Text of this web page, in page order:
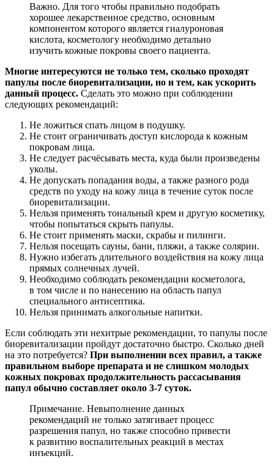
Важно. Для того чтобы правильно подобрать
хорошее лекарственное средство, основным
компонентом которого является гиалуроновая
кислота, косметологу необходимо детально
изучить кожные покровы своего пациента.
Многие интересуются не только тем, сколько проходят
папулы после биоревитализации, но и тем, как ускорить
данный процесс. Сделать это можно при соблюдении
следующих рекомендаций:
Не ложиться спать лицом в подушку.
Не стоит ограничивать доступ кислорода к кожным
покровам лица.
Не следует расчёсывать места, куда были произведены
уколы.
Не допускать попадания воды, а также разного рода
средств по уходу на кожу лица в течение суток после
биоревитализации.
Нельзя применять тональный крем и другую косметику,
чтобы попытаться скрыть папулы.
Не стоит применять маски, скрабы и пилинги.
Нельзя посещать сауны, бани, пляжи, а также солярии.
Нужно избегать длительного воздействия на кожу лица
прямых солнечных лучей.
Необходимо соблюдать рекомендации косметолога,
в том числе и по нанесению на область папул
специального антисептика.
Нельзя принимать алкогольные напитки.
Если соблюдать эти нехитрые рекомендации, то папулы после
биоревитализации пройдут достаточно быстро. Сколько дней
на это потребуется? При выполнении всех правил, а также
правильном выборе препарата и не слишком молодых
кожных покровах продолжительность рассасывания
папул обычно составляет около 3-7 суток.
Примечание. Невыполнение данных
рекомендаций не только затягивает процесс
разрешения папул, но также способно привести
к развитию воспалительных реакций в местах
инъекций.